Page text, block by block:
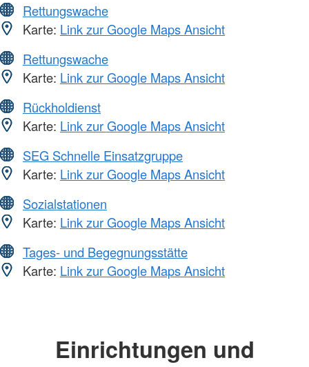
Rettungswache
Karte: Link zur Google Maps Ansicht
Rettungswache
Karte: Link zur Google Maps Ansicht
Rückholdienst
Karte: Link zur Google Maps Ansicht
SEG Schnelle Einsatzgruppe
Karte: Link zur Google Maps Ansicht
Sozialstationen
Karte: Link zur Google Maps Ansicht
Tages- und Begegnungsstätte
Karte: Link zur Google Maps Ansicht
Einrichtungen und